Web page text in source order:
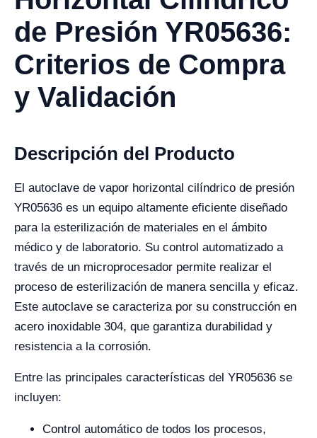
de Presión YR05636:
Criterios de Compra
y Validación
Descripción del Producto
El autoclave de vapor horizontal cilíndrico de presión
YR05636 es un equipo altamente eficiente diseñado
para la esterilización de materiales en el ámbito
médico y de laboratorio. Su control automatizado a
través de un microprocesador permite realizar el
proceso de esterilización de manera sencilla y eficaz.
Este autoclave se caracteriza por su construcción en
acero inoxidable 304, que garantiza durabilidad y
resistencia a la corrosión.
Entre las principales características del YR05636 se
incluyen:
Control automático de todos los procesos,